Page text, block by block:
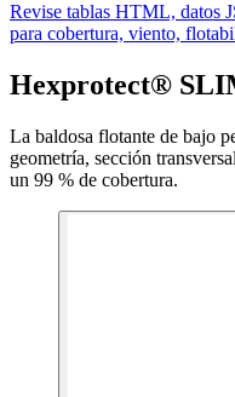
Revise tablas HTML, datos
para cobertura, viento,
Hexprotect®
La baldosa flotante de bajo
geometría, sección
un 99 % de cobertura.